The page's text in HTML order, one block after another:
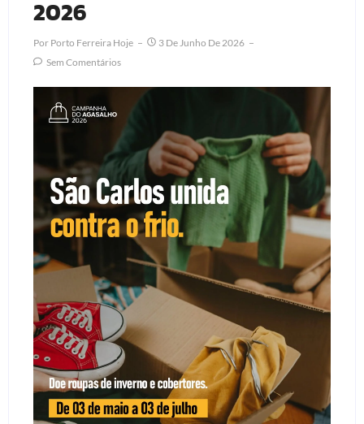
2026
Por Porto Ferreira Hoje
3 De Junho De 2026
Sem Comentários